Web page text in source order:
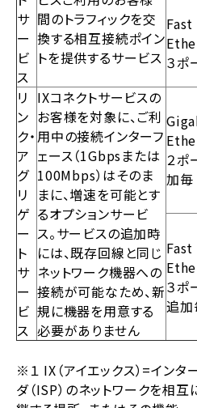
サ
ー
ビ
ス
間のトラフィックを交
換する相互接続ポイン
トを提供するサービス
Fast
３ポ
リ
ン
ク・
ア
グ
リ
ゲ
ー
ト
サ
ー
ビ
ス
IXコネクトサービスの
お客様を対象に、ご利
用中の接続インターフ
ェース（1Gbpsまたは
100Mbps）はそのま
まに、増速を可能とす
るオプションサービ
ス。サービスの追加時
には、既存回線と同じ
ネットワーク機器への
接続が可能なため、新
規に機器を用意する
必要がありません
２ポ
加毎
Fast
３ポ
追加
※１ IX（アイエックス）=イン
ダ（ISP）のネットワークを相互